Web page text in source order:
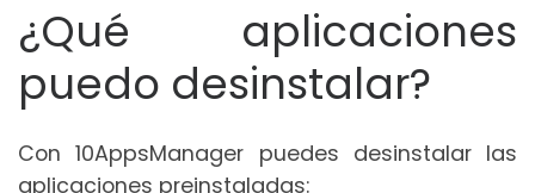
¿Qué aplicaciones
puedo desinstalar?
Con 10AppsManager puedes desinstalar las
aplicaciones preinstaladas: